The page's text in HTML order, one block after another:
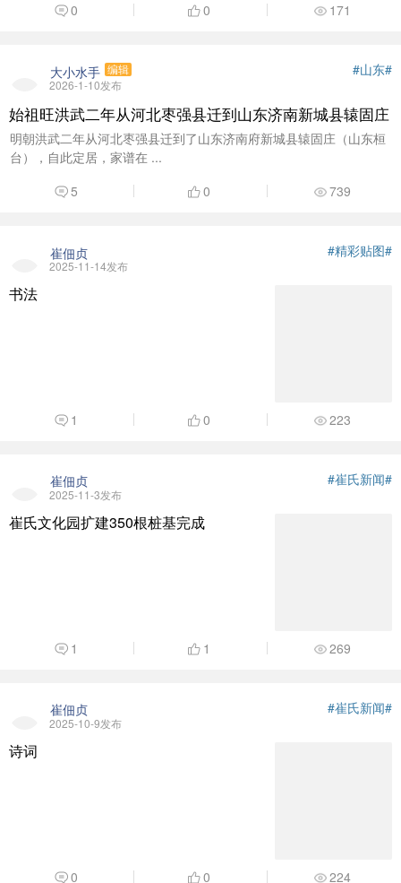
0
0 171
大小水手 编辑
2026-1-10发布
#山东#
始祖旺洪武二年从河北枣强县迁到山东济南新城县辕固庄
明朝洪武二年从河北枣强县迁到了山东济南府新城县辕固庄（山东桓
台），自此定居，家谱在 ...
5
0 739
崔佃贞
2025-11-14发布
#精彩贴图#
书法
1 0 223
崔佃贞
2025-11-3发布
#崔氏新闻#
崔氏文化园扩建350根桩基完成
1 1 269
崔佃贞
2025-10-9发布
#崔氏新闻#
诗词
0 0 224